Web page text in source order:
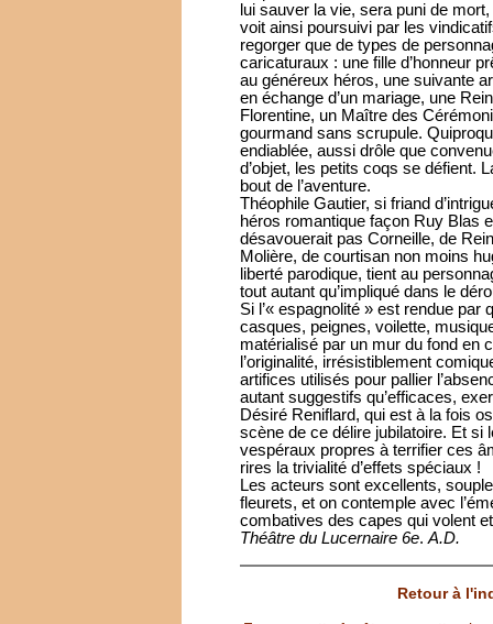
lui sauver la vie, sera puni de
voit ainsi poursuivi par les
regorger que de types de
caricaturaux : une fille d’honneur
au généreux héros, une suivante
en échange d’un mariage, une
Florentine, un Maître des
gourmand sans scrupule.
endiablée, aussi drôle que
d’objet, les petits coqs se défient.
bout de l’aventure.
Théophile Gautier, si friand
héros romantique façon Ruy Blas
désavouerait pas Corneille, de
Molière, de courtisan non moins
liberté parodique, tient au
tout autant qu’impliqué dans le
Si l’« espagnolité » est rendue
casques, peignes, voilette,
matérialisé par un mur du fond en
l’originalité, irrésistiblement
artifices utilisés pour pallier
autant suggestifs qu’efficaces,
Désiré Reniflard, qui est à la fois
scène de ce délire jubilatoire. Et
vespéraux propres à terrifier ces
rires la trivialité d’effets spéciaux !
Les acteurs sont excellents,
fleurets, et on contemple avec
combatives des capes qui volent
Théâtre du Lucernaire 6e. A.D.
Retour à